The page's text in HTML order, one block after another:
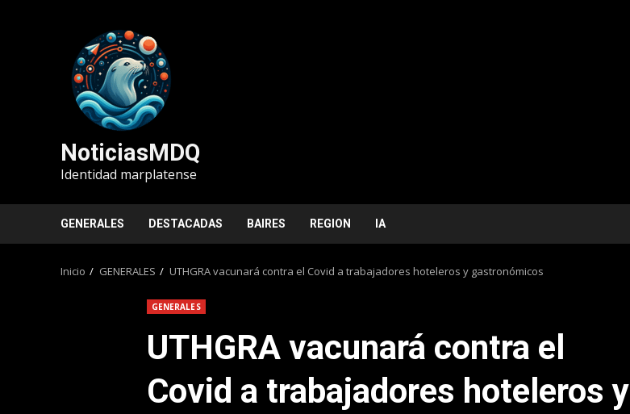
NoticiasMDQ
Identidad marplatense
GENERALES DESTACADAS BAIRES REGION IA
Inicio GENERALES UTHGRA vacunará contra el Covid a trabajadores hoteleros y gastronómicos
GENERALES
UTHGRA vacunará contra el
Covid a trabajadores hoteleros y